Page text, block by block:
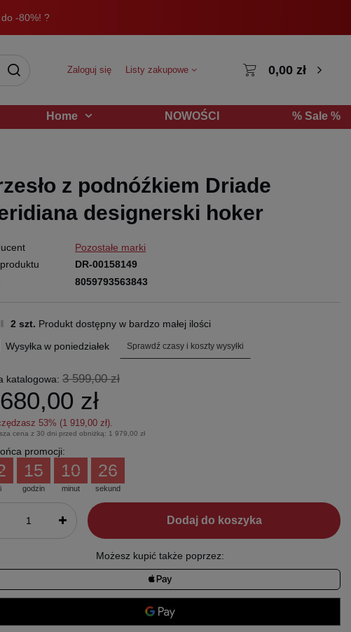
-80%! ?
Zaloguj się Listy zakupowe 0,00 zł
Home NOWOŚCI % Sale %
z podnóźkiem Driade
designerski hoker
Pozostałe marki
DR-00158149
8059793563843
2 szt. Produkt dostępny w bardzo małej ilości
Wysyłka w poniedziałek Sprawdź czasy i koszty wysyłki
katalogowa: 3 599,00 zł
zł
53% (1 919,00 zł).
cena z 30 dni przed obniżką: 1 979,00 zł
promocji:
godzin
15
minut
10
sekund
25
Dodaj do koszyka
Możesz kupić także poprzez: